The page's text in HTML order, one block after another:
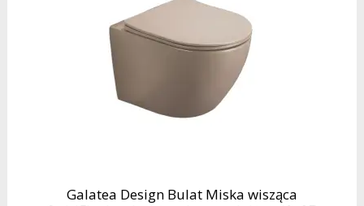
Galatea Design Bulat Miska wisząca